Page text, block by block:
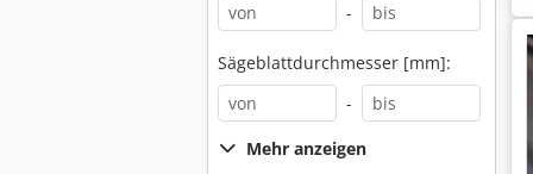
-
Sägeblattdurchmesser [mm]:
-
Mehr anzeigen